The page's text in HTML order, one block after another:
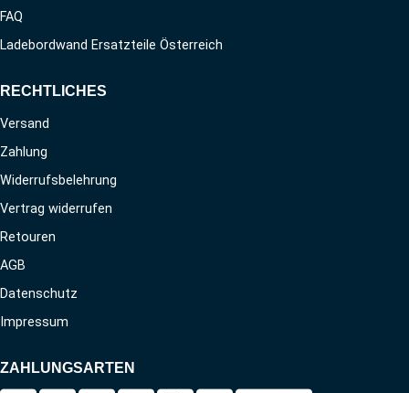
FAQ
Ladebordwand Ersatzteile Österreich
RECHTLICHES
Versand
Zahlung
Widerrufsbelehrung
Vertrag widerrufen
Retouren
AGB
Datenschutz
Impressum
ZAHLUNGSARTEN